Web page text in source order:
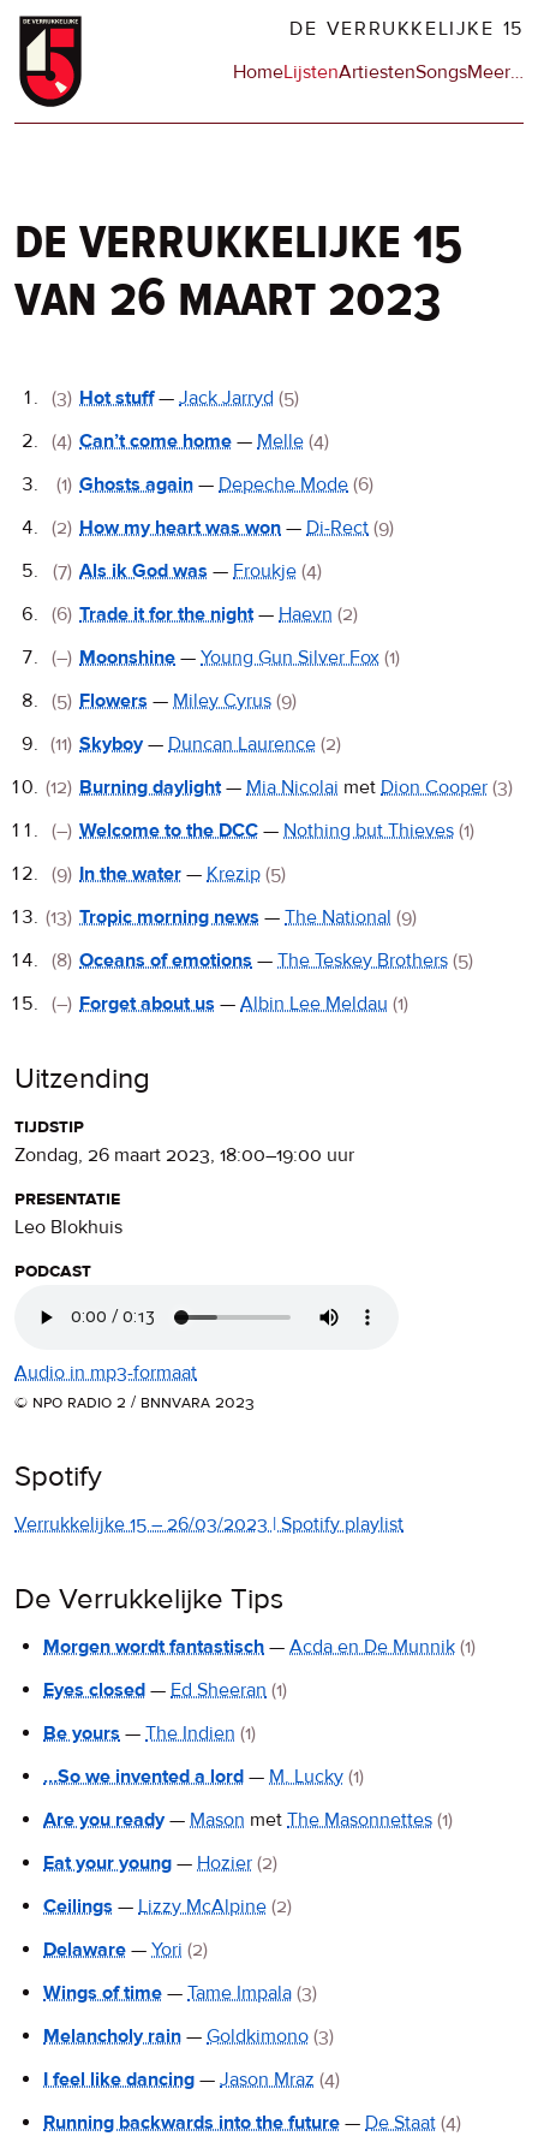
Overslaan
naar
DE VERRUKKELIJKE 15
Hoofdnavigatie
HomeLijstenArtiestenSongsMeerop
…
de verrukkelijke 15
van 26 maart 2023
De
Verrukkelijke
15
(3) Hot stuff— Jack Jarryd (5)
(4) Can’t come home — Melle (4)
(1) Ghosts again — Depeche Mode (6)
(2) How my heart was won — Di-Rect (9)
(7) Als ik God was — Froukje (4)
(6) Trade it for the night— Haevn (2)
(–) Moonshine — Young Gun Silver Fox (1)
(5) Flowers — Miley Cyrus (9)
(11) Skyboy— Duncan Laurence (2)
(12) Burning daylight— Mia Nicolai met Dion Cooper (3)
(–) Welcome to the DCC — Nothing but Thieves (1)
(9) In the water — Krezip (5)
(13) Tropic morning news — The National (9)
(8) Oceans of emotions — The Teskey Brothers (5)
(–) Forget about us — Albin Lee Meldau (1)
Uitzending
tijdstip
zondag, 26 maart 2023, 18:00–19:00 uur
presentatie
Leo Blokhuis
podcast
Audio in mp3-formaat
© npo radio 2 / bnnvara 2023
Spotify
Verrukkelijke 15 – 26/03/2023 | Spotify playlist
De Verrukkelijke Tips
Morgen wordt fantastisch — Acda en De Munnik (1)
Eyes closed — Ed Sheeran (1)
Be yours — The Indien (1)
…So we invented a lord — M. Lucky (1)
Are you ready— Mason met The Masonnettes (1)
Eat your young — Hozier (2)
Ceilings — Lizzy McAlpine (2)
Delaware — Yori (2)
Wings of time — Tame Impala (3)
Melancholy rain — Goldkimono (3)
I feel like dancing — Jason Mraz (4)
Running backwards into the future — De Staat (4)